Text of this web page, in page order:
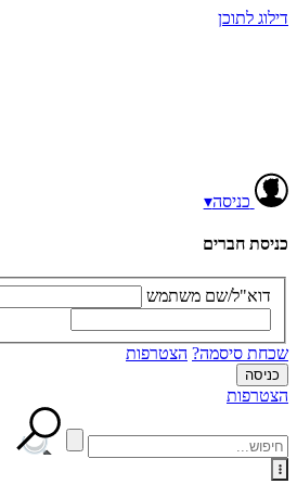
דילוג לתוכן
כניסה▾
כניסת חברים
דוא"ל/שם משתמש
שכחת סיסמה? הצטרפות
הצטרפות